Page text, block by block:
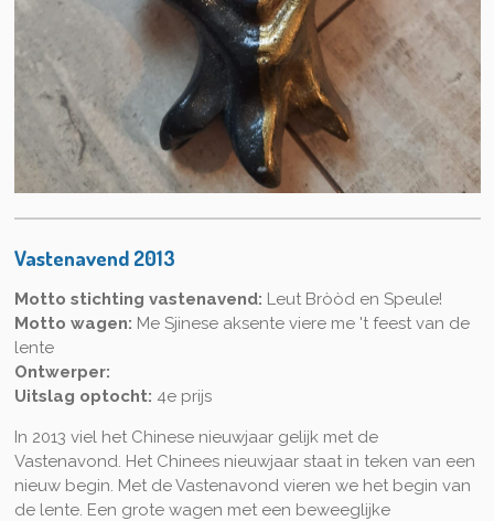
Vastenavend 2013
Motto stichting vastenavend: Leut Bròòd en Speule!
Motto wagen: Me Sjinese aksente viere me 't feest van de
lente
Ontwerper:
Uitslag optocht: 4e prijs
In 2013 viel het Chinese nieuwjaar gelijk met de
Vastenavond. Het Chinees nieuwjaar staat in teken van een
nieuw begin. Met de Vastenavond vieren we het begin van
de lente. Een grote wagen met een beweeglijke